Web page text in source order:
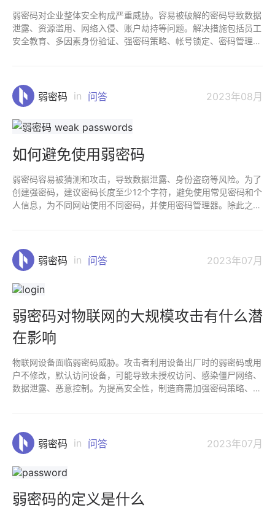
弱密码对企业整体安全构成严重威胁。容易被破解的密码导致数据
泄露、资源滥用、网络入侵、账户劫持等问题。解决措施包括员工
安全教育、多因素身份验证、强密码策略、帐号锁定、密码管理工
弱密码 in 问答 2023年08月
如何避免使用弱密码
弱密码容易被猜测和攻击，导致数据泄露、身份盗窃等风险。为了
创建强密码，建议密码长度至少12个字符，避免使用常见密码和个
人信息，为不同网站使用不同密码，并使用密码管理器。除此之
弱密码 in 问答 2023年07月
弱密码对物联网的大规模攻击有什么潜
在影响
物联网设备面临弱密码威胁。攻击者利用设备出厂时的弱密码或用
户不修改，默认访问设备，可能导致未授权访问、感染僵尸网络、
数据泄露、恶意控制。为提高安全性，制造商需加强密码策略、更
弱密码 in 问答 2023年07月
弱密码的定义是什么